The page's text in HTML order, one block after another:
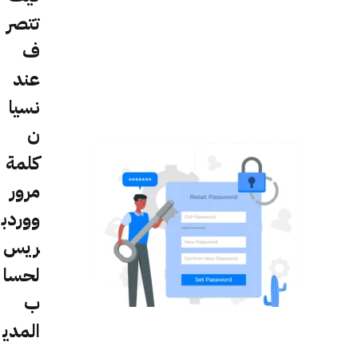
تتصر
ف
عند
نسيا
ن
كلمة
مرور
ووردب
ريس
لحسا
ب
المدي